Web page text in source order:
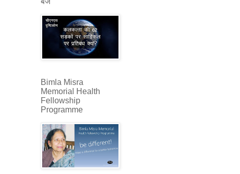
Bimla Misra
Memorial Health
Fellowship
Programme